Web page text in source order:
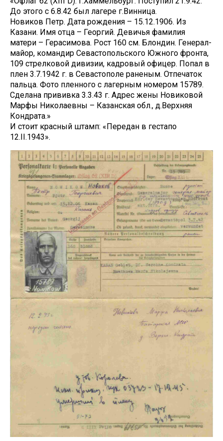
До этого с 6.8.42 был лагере г.Винница.
Новиков Петр. Дата рождения – 15.12.1906. Из
Казани. Имя отца – Георгий. Девичья фамилия
матери – Герасимова. Рост 160 см. Блондин. Генерал-
майор, командир Севастопольского Южного фронта,
109 стрелковой дивизии, кадровый офицер. Попал в
плен 3.7.1942 г. в Севастополе раненым. Отпечаток
пальца. Фото пленного с лагерным номером 15789.
Сделана прививка 3.3.43 г. Адрес жены Новиковой
Марфы Николаевны – Казанская обл., д.Верхняя
Кондрата.»
И стоит красный штамп: «Передан в гестапо
12.II.1943».